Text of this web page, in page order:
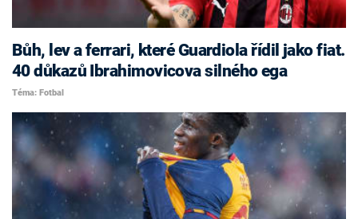
Bůh, lev a ferrari, které Guardiola řídil jako fiat.
40 důkazů Ibrahimovicova silného ega
Téma: Fotbal